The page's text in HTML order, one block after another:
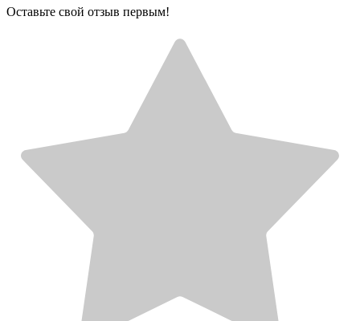
Оставьте свой отзыв первым!